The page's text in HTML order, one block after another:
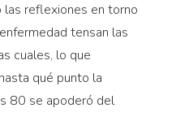
reflexiones en torno
tensan las
cuales, lo que
qué punto la
80 se apoderó del